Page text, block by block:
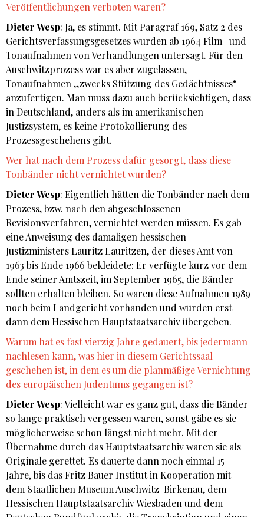
Veröffentlichungen verboten waren?
Dieter Wesp: Ja, es stimmt. Mit Paragraf 169, Satz 2 des
Gerichtsverfassungsgesetzes wurden ab 1964 Film- und
Tonaufnahmen von Verhandlungen untersagt. Für den
Auschwitzprozess war es aber zugelassen,
Tonaufnahmen „zwecks Stützung des Gedächtnisses“
anzufertigen. Man muss dazu auch berücksichtigen, dass
in Deutschland, anders als im amerikanischen
Justizsystem, es keine Protokollierung des
Prozessgeschehens gibt.
Wer hat nach dem Prozess dafür gesorgt, dass diese
Tonbänder nicht vernichtet wurden?
Dieter Wesp: Eigentlich hätten die Tonbänder nach dem
Prozess, bzw. nach den abgeschlossenen
Revisionsverfahren, vernichtet werden müssen. Es gab
eine Anweisung des damaligen hessischen
Justizministers Lauritz Lauritzen, der dieses Amt von
1963 bis Ende 1966 bekleidete: Er verfügte kurz vor dem
Ende seiner Amtszeit, im September 1965, die Bänder
sollten erhalten bleiben. So waren diese Aufnahmen 1989
noch beim Landgericht vorhanden und wurden erst
dann dem Hessischen Hauptstaatsarchiv übergeben.
Warum hat es fast vierzig Jahre gedauert, bis jedermann
nachlesen kann, was hier in diesem Gerichtssaal
geschehen ist, in dem es um die planmäßige Vernichtung
des europäischen Judentums gegangen ist?
Dieter Wesp: Vielleicht war es ganz gut, dass die Bänder
so lange praktisch vergessen waren, sonst gäbe es sie
möglicherweise schon längst nicht mehr. Mit der
Übernahme durch das Hauptstaatsarchiv waren sie als
Originale gerettet. Es dauerte dann noch einmal 15
Jahre, bis das Fritz Bauer Institut in Kooperation mit
dem Staatlichen Museum Auschwitz-Birkenau, dem
Hessischen Hauptstaatsarchiv Wiesbaden und dem